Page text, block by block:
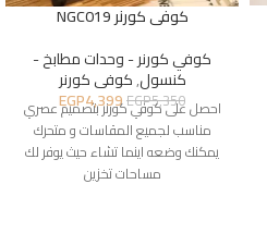
كوفى كورنر NGC019
كوفي كورنر - وحدات مطابخ -
كنسول,كوفى كورنر
EGP5,350
EGP4,399
احصل على كوفي كورنر بتصميم عصري
مناسب لجميع المقاسات و متحرك
يمكنك وضعه اينما تشاء حيث يوفر لك
مساحات تخزين